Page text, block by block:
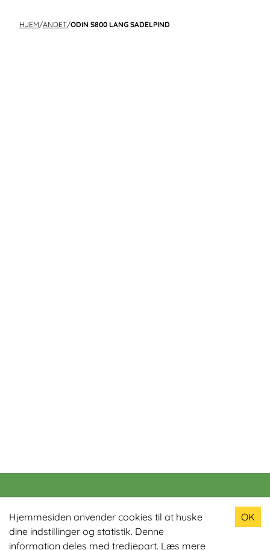
Hjemmesiden anvender cookies til at huske
dine indstillinger og statistik. Denne
information deles med tredjepart. Læs mere
OK
HJEM/ANDET/ODIN S800 LANG SADELPIND
Populære produkter
Odin R900 Romaskine